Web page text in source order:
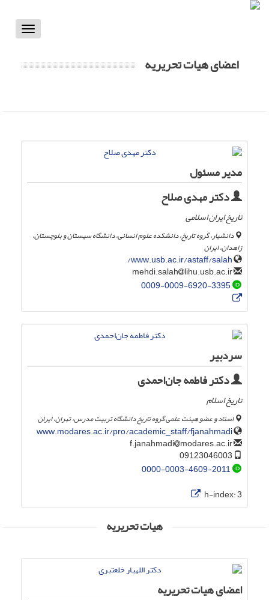
Toggle
اعضای هیات تحریریه
مدیر مسئول
دکتر مهدی صلاح
تاریخ ایران اسلامی
دانشیار، گروه تاریخ، دانشکده علوم انسانی، دانشگاه سیستان و بلوچستان،
زاهدان، ایران
www.usb.ac.ir/astaff/salah/
lihu.usb.ac.ir
0009-0009-6920-3395
سردبیر
دکتر فاطمه جان‌احمدی
تاریخ اسلام
استاد و عضو هیئت علمی گروه تاریخ دانشگاه تربیت مدرس، تهران، ایران
www.modares.ac.ir/pro/academic_staff/fjanahmadi
modares.ac.ir
0000-0003-4609-2011
h-index:3
هیات تحریریه
اعضای هیات تحریریه